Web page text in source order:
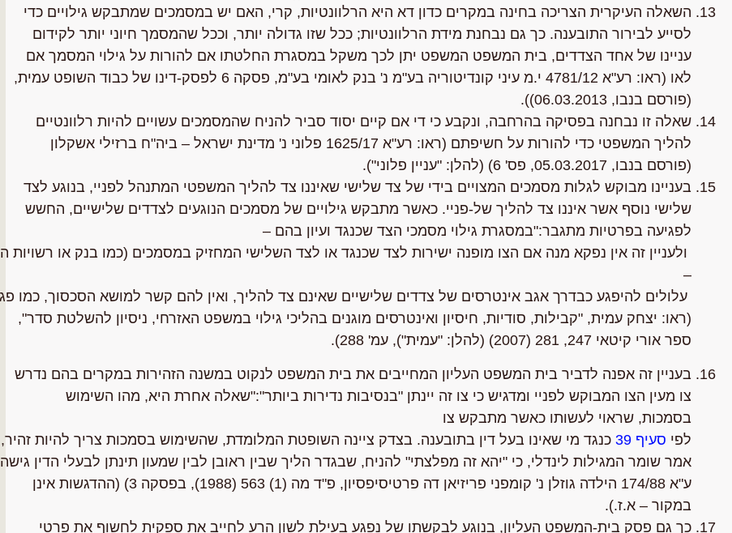
השאלה העיקרית הצריכה בחינה במקרים כדון דא היא הרלוונטיות, קרי, האם יש במסמכים שמתבקש גילויים כדי
לסייע לבירור התובענה. כך גם נבחנת מידת הרלוונטיות; ככל שזו גדולה יותר, וככל שהמסמך חיוני יותר לקידום
עניינו של אחד הצדדים, בית המשפט המשפט יתן לכך משקל במסגרת החלטתו אם להורות על גילוי המסמך אם
לאו (ראו: רע"א 4781/12 י.מ עיני קונדיטוריה בע"מ נ' בנק לאומי בע"מ, פסקה 6 לפסק-דינו של כבוד השופט עמית,
(פורסם בנבו, 06.03.2013)).
שאלה זו נבחנה בפסיקה בהרחבה, ונקבע כי די אם קיים יסוד סביר להניח שהמסמכים עשויים להיות רלוונטיים
להליך המשפטי כדי להורות על חשיפתם (ראו: רע"א 1625/17 פלוני נ' מדינת ישראל – ביה"ח ברזילי אשקלון
(פורסם בנבו, 05.03.2017, פס' 6) (להלן: "עניין פלוני").
בעניינו מבוקש לגלות מסמכים המצויים בידי של צד שלישי שאיננו צד להליך המשפטי המתנהל לפניי, בנוגע לצד
שלישי נוסף אשר איננו צד להליך של-פניי. כאשר מתבקש גילויים של מסמכים הנוגעים לצדדים שלישיים, החשש
לפגיעה בפרטיות מתגבר:"במסגרת גילוי מסמכי הצד שכנגד ועיון בהם –
ולעניין זה אין נפקא מנה אם הצו מופנה ישירות לצד שכנגד או לצד השלישי המחזיק במסמכים (כמו בנק או רשויות
–
עלולים להיפגע כבדרך אגב אינטרסים של צדדים שלישיים שאינם צד להליך, ואין להם קשר למושא הסכסוך, כמו
(ראו: יצחק עמית, "קבילות, סודיות, חיסיון ואינטרסים מוגנים בהליכי גילוי במשפט האזרחי, ניסיון להשלטת סדר",
ספר אורי קיטאי 247, 281 (2007) (להלן: "עמית"), עמ' 288).
בעניין זה אפנה לדביר בית המשפט העליון המחייבים את בית המשפט לנקוט במשנה הזהירות במקרים בהם נדרש
צו מעין הצו המבוקש לפניי ומדגיש כי צו זה יינתן "בנסיבות נדירות ביותר":"שאלה אחרת היא, מהו השימוש
בסמכות, שראוי לעשותו כאשר מתבקש צו
לפי סעיף 39
אמר שומר המגילות לינדלי, כי "יהא זה מפלצתי" להניח, שבגדר הליך שבין ראובן לבין שמעון תינתן לבעלי הדין
ע"א 174/88 הילדה גוזלן נ' קומפני פריזיאן דה פרטיסיפסיון, פ"ד מה (1) 563 (1988), בפסקה 3) (ההדגשות אינן
במקור – א.ז.).
כך גם פסק בית-המשפט העליון, בנוגע לבקשתו של נפגע בעילת לשון הרע לחייב את ספקית לחשוף את פרטי